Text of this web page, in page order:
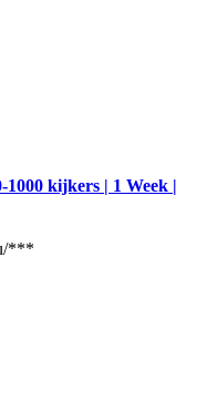
kijkers | 1 Week |
***